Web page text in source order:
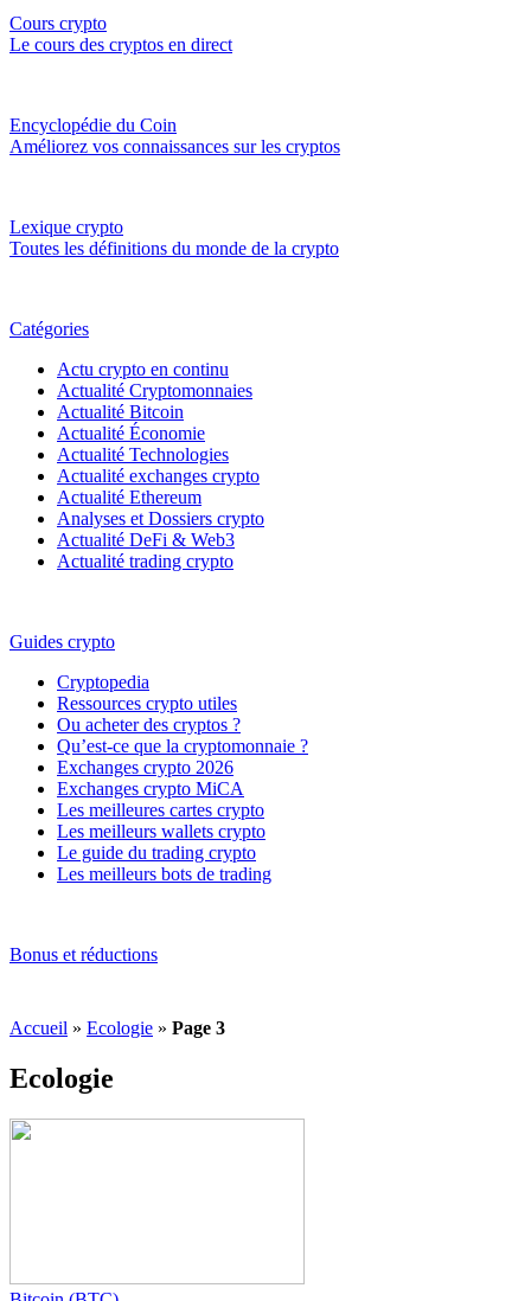
Cours crypto
Le cours des cryptos en direct
Encyclopédie du Coin
Améliorez vos connaissances sur les cryptos
Lexique crypto
Toutes les définitions du monde de la crypto
Catégories
Actu crypto en continu
Actualité Cryptomonnaies
Actualité Bitcoin
Actualité Économie
Actualité Technologies
Actualité exchanges crypto
Actualité Ethereum
Analyses et Dossiers crypto
Actualité DeFi & Web3
Actualité trading crypto
Guides crypto
Cryptopedia
Ressources crypto utiles
Ou acheter des cryptos ?
Qu’est-ce que la cryptomonnaie ?
Exchanges crypto 2026
Exchanges crypto MiCA
Les meilleures cartes crypto
Les meilleurs wallets crypto
Le guide du trading crypto
Les meilleurs bots de trading
Bonus et réductions
Accueil » Ecologie » Page 3
Ecologie